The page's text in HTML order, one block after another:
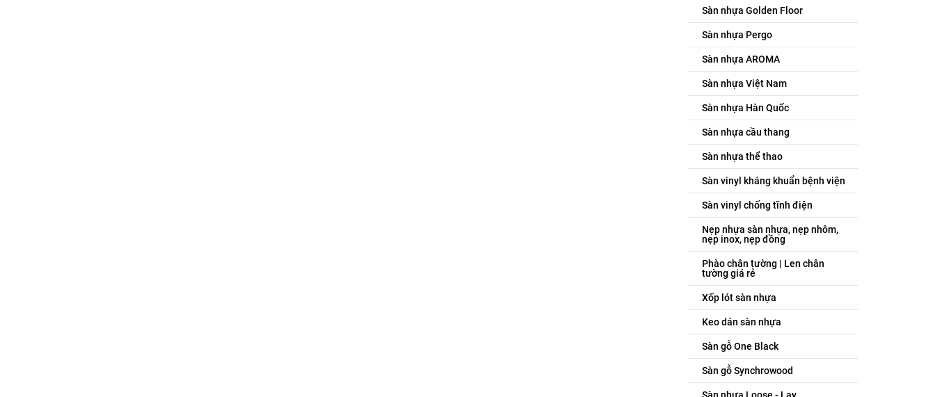
Sàn nhựa Golden Floor
Sàn nhựa Pergo
Sàn nhựa AROMA
Sàn nhựa Việt Nam
Sàn nhựa Hàn Quốc
Sàn nhựa cầu thang
Sàn nhựa thể thao
Sàn vinyl kháng khuẩn bệnh viện
Sàn vinyl chống tĩnh điện
Nẹp nhựa sàn nhựa, nẹp nhôm,
nẹp inox, nẹp đồng
Phào chân tường | Len chân
tường giá rẻ
Xốp lót sàn nhựa
Keo dán sàn nhựa
Sàn gỗ One Black
Sàn gỗ Synchrowood